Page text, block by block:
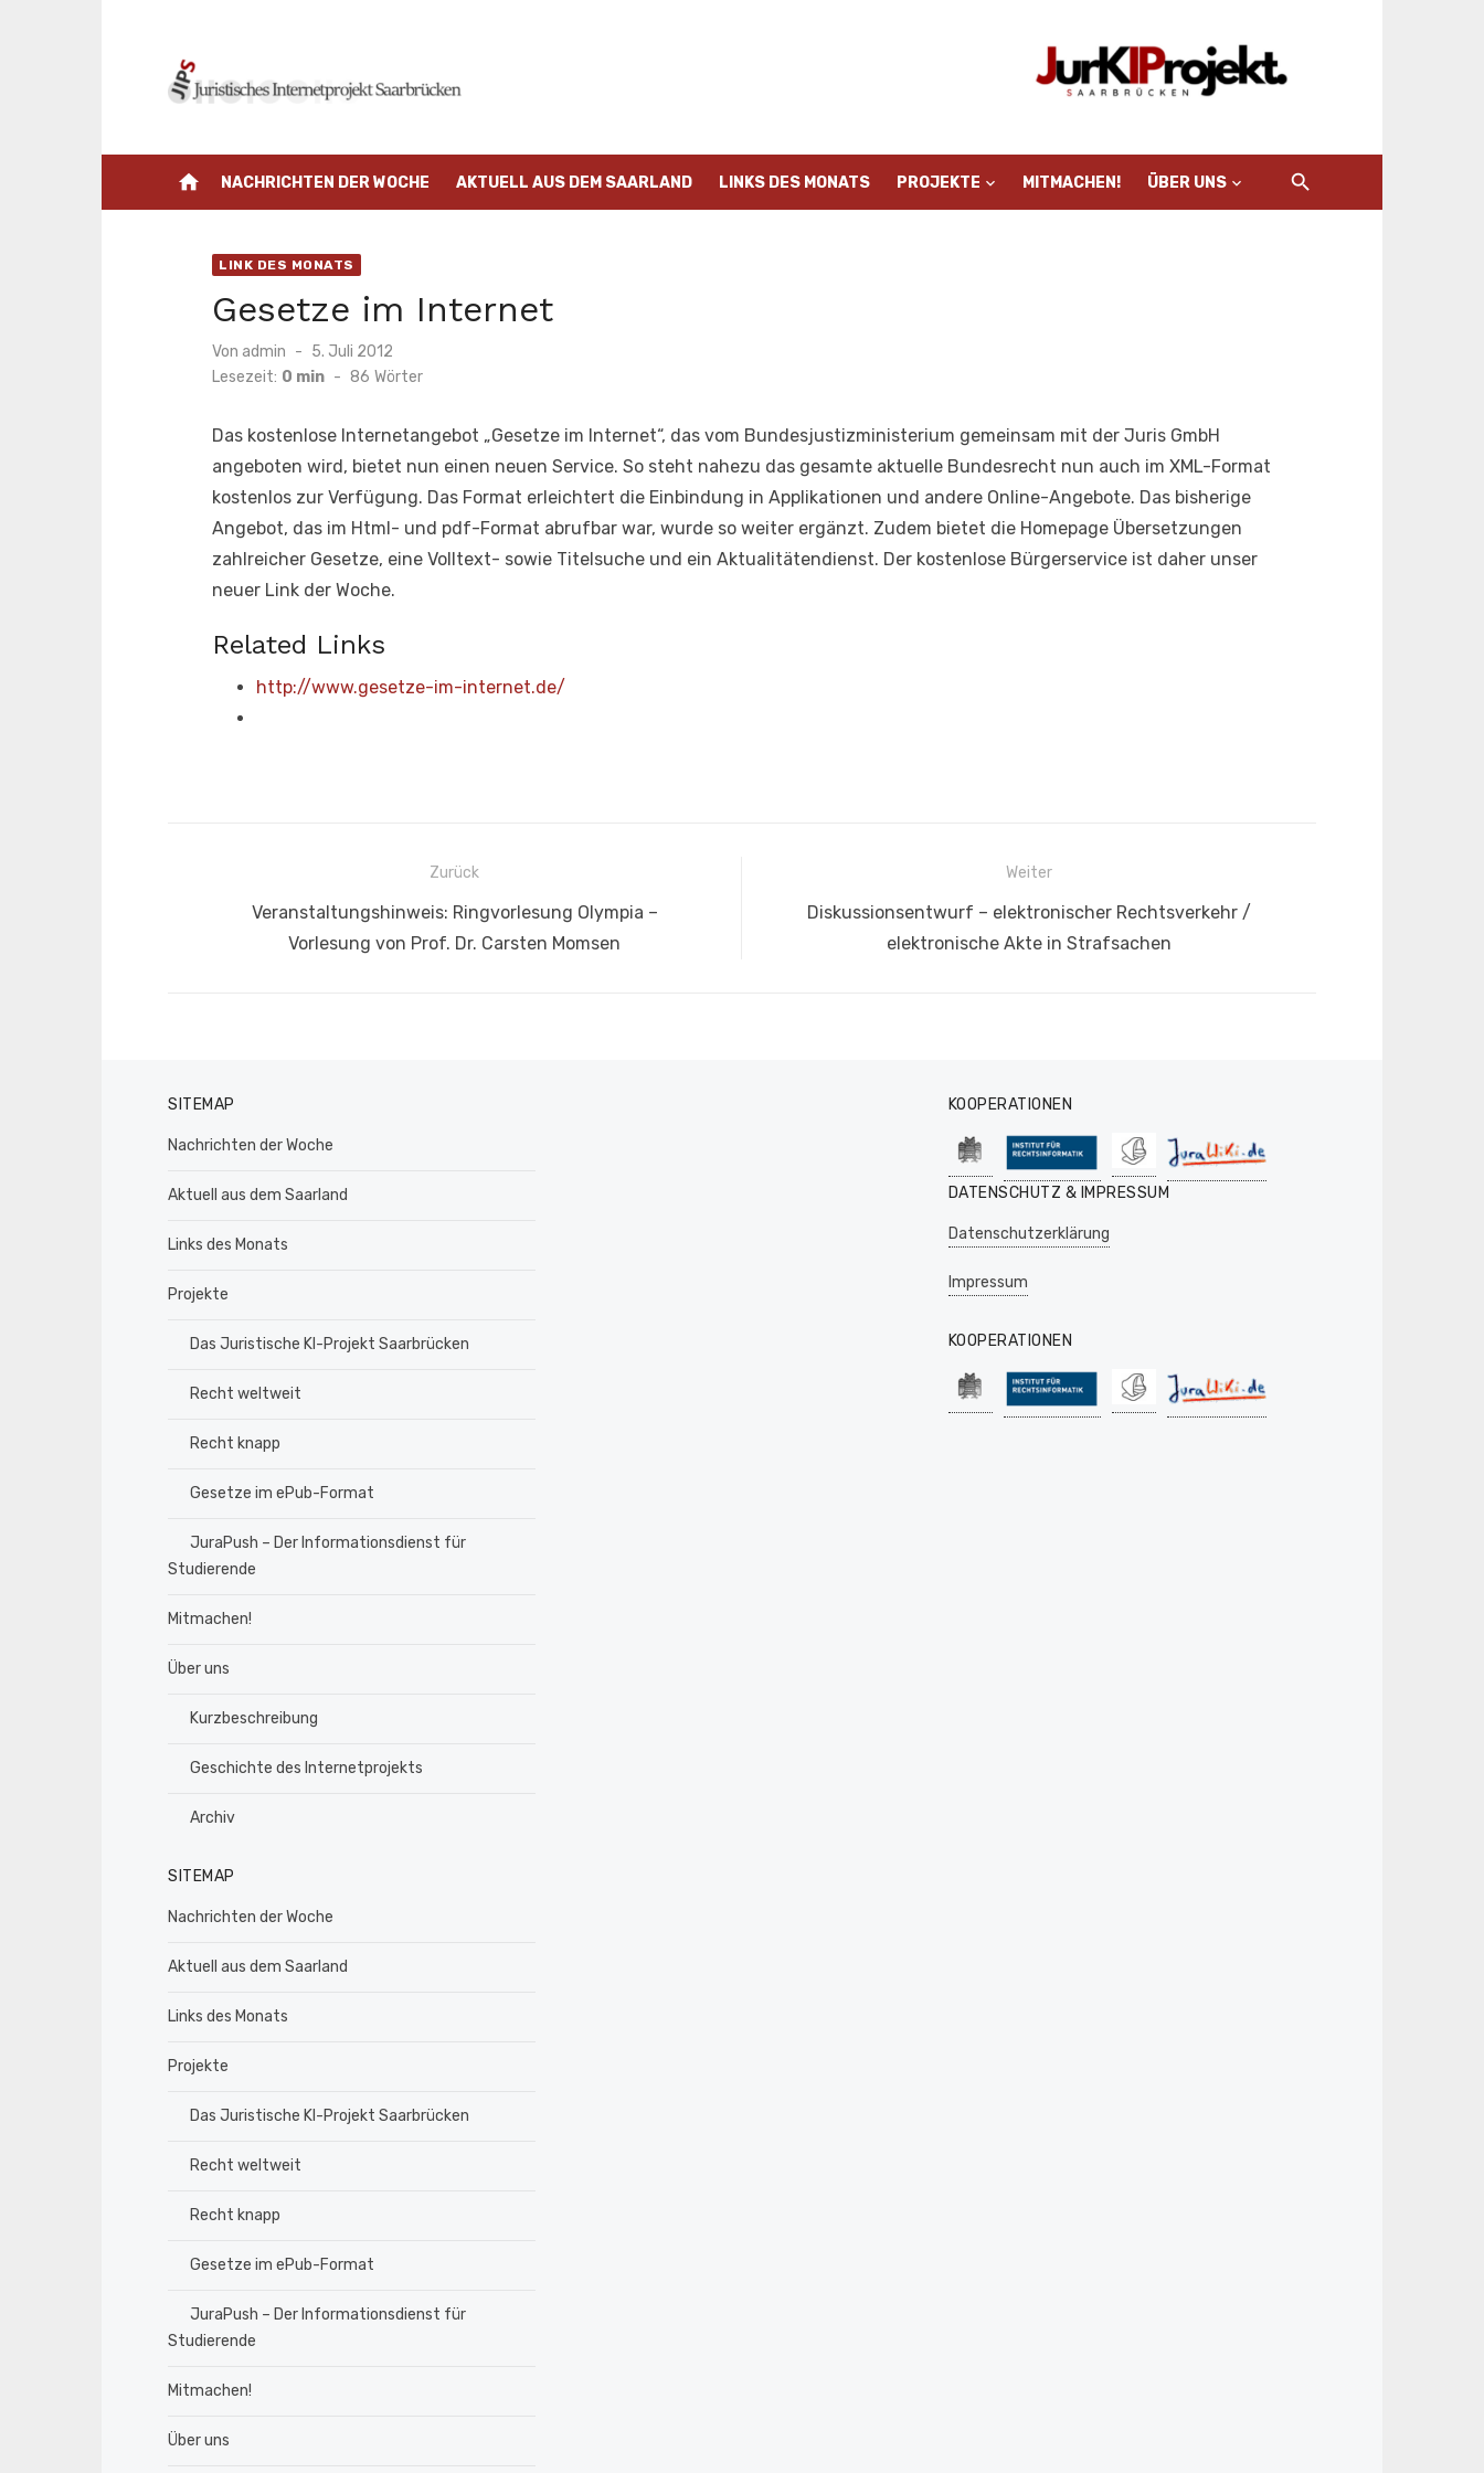
home NACHRICHTEN DER WOCHE AKTUELL AUS DEM SAARLAND LINKS DES MONATS PROJEKTE MITMACHEN! ÜBER UNS
LINK DES MONATS
Gesetze im Internet
Von admin
Veröffentlicht
am
5. Juli 2012
Lesezeit: 0 min - 86 Wörter
Das kostenlose Internetangebot „Gesetze im Internet“, das vom Bundesjustizministerium gemeinsam mit der Juris GmbH
angeboten wird, bietet nun einen neuen Service. So steht nahezu das gesamte aktuelle Bundesrecht nun auch im XML-Format
kostenlos zur Verfügung. Das Format erleichtert die Einbindung in Applikationen und andere Online-Angebote. Das bisherige
Angebot, das im Html- und pdf-Format abrufbar war, wurde so weiter ergänzt. Zudem bietet die Homepage Übersetzungen
zahlreicher Gesetze, eine Volltext- sowie Titelsuche und ein Aktualitätendienst. Der kostenlose Bürgerservice ist daher unser
neuer Link der Woche.
Related Links
http://www.gesetze-im-internet.de/
BeitragsnavigationZurück
Vorheriger
Veranstaltungshinweis: Ringvorlesung Olympia –
Vorlesung von Prof. Dr. Carsten Momsen
Weiter
Nächster
Diskussionsentwurf – elektronischer Rechtsverkehr /
elektronische Akte in Strafsachen
SITEMAP
Nachrichten der Woche
Aktuell aus dem Saarland
Links des Monats
Projekte
Das Juristische KI-Projekt Saarbrücken
Recht weltweit
Recht knapp
Gesetze im ePub-Format
JuraPush – Der Informationsdienst für
Studierende
Mitmachen!
Über uns
Kurzbeschreibung
Geschichte des Internetprojekts
Archiv
SITEMAP
Nachrichten der Woche
Aktuell aus dem Saarland
Links des Monats
Projekte
Das Juristische KI-Projekt Saarbrücken
Recht weltweit
Recht knapp
Gesetze im ePub-Format
JuraPush – Der Informationsdienst für
Studierende
Mitmachen!
Über uns
KOOPERATIONEN
DATENSCHUTZ & IMPRESSUM
Datenschutzerklärung
Impressum
KOOPERATIONEN